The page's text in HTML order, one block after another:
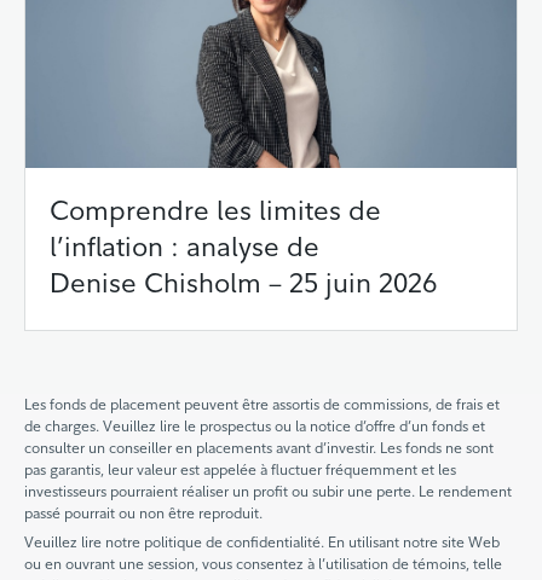
Comprendre les limites de
l’inflation : analyse de
Denise Chisholm – 25 juin 2026
Les fonds de placement peuvent être assortis de commissions, de frais et
de charges. Veuillez lire le prospectus ou la notice d’offre d’un fonds et
consulter un conseiller en placements avant d’investir. Les fonds ne sont
pas garantis, leur valeur est appelée à fluctuer fréquemment et les
investisseurs pourraient réaliser un profit ou subir une perte. Le rendement
passé pourrait ou non être reproduit.
Veuillez lire notre politique de confidentialité. En utilisant notre site Web
ou en ouvrant une session, vous consentez à l’utilisation de témoins, telle